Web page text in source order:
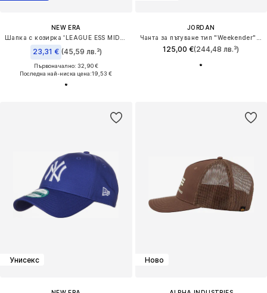
NEW ERA
23,31 € (45,59 лв.³)
Първоначално: 32,90 €
Последна най-ниска цена:19,53 €
JORDAN
125,00 €(244,48 лв.³)
Унисекс Ново